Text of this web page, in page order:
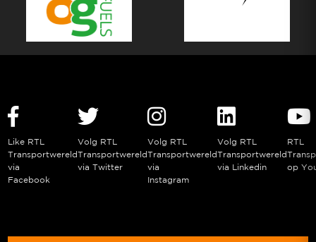
Like RTL
Transportwereld
via
Facebook
Volg RTL
Transportwereld
via Twitter
Volg RTL
Transportwereld
via
Instagram
Volg RTL
Transportwereld
via Linkedin
RTL
op